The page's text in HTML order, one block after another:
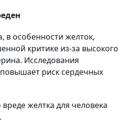
в особенности желток,
критике из-за высокого
Исследования
риск сердечных
вреде желтка для человека